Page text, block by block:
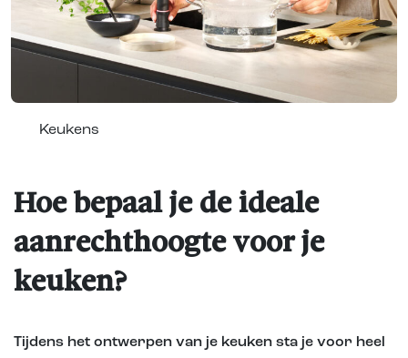
Keukens
Hoe bepaal je de ideale
aanrechthoogte voor je
keuken?
Tijdens het ontwerpen van je keuken sta je voor heel